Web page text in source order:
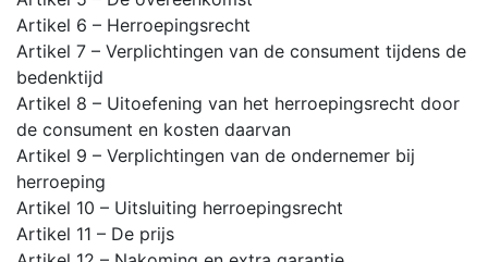
Artikel 6 – Herroepingsrecht
Artikel 7 – Verplichtingen van de consument tijdens de
bedenktijd
Artikel 8 – Uitoefening van het herroepingsrecht door
de consument en kosten daarvan
Artikel 9 – Verplichtingen van de ondernemer bij
herroeping
Artikel 10 – Uitsluiting herroepingsrecht
Artikel 11 – De prijs